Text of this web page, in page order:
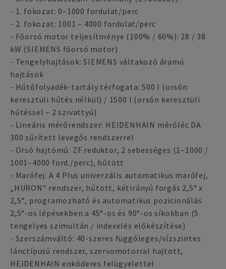
- 1. fokozat: 0–1000 fordulat/perc
- 2. fokozat: 1001 – 4000 fordulat/perc
- Főorsó motor teljesítménye (100% / 60%): 28 / 38
kW (SIEMENS főorsó motor)
- Tengelyhajtások: SIEMENS váltakozó áramú
hajtások
- Hűtőfolyadék-tartály térfogata: 500 l (orsón
keresztüli hűtés nélkül) / 1500 l (orsón keresztüli
hűtéssel – 2 szivattyú)
- Lineáris mérőrendszer: HEIDENHAIN mérőléc DA
300 sűrített levegős rendszerrel
- Orsó hajtómű: ZF reduktor, 2 sebességes (1–1000 /
1001–4000 ford./perc), hűtött
- Marófej: A 4 Plus univerzális automatikus marófej,
„HURON” rendszer, hűtött, kétirányú forgás 2,5° x
2,5°, programozható és automatikus pozicionálás
2,5°-os lépésekben a 45°-os és 90°-os síkokban (5
tengelyes szimultán / indexelés előkészítése)
- Szerszámváltó: 40-szeres függőleges/vízszintes
lánctípusú rendszer, szervomotorral hajtott,
HEIDENHAIN enkóderes felügyelettel